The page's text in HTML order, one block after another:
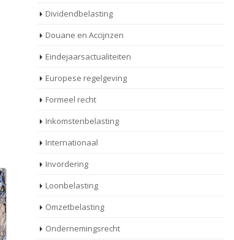
Dividendbelasting
Douane en Accijnzen
Eindejaarsactualiteiten
Europese regelgeving
Formeel recht
Inkomstenbelasting
Internationaal
Invordering
Loonbelasting
Omzetbelasting
Ondernemingsrecht